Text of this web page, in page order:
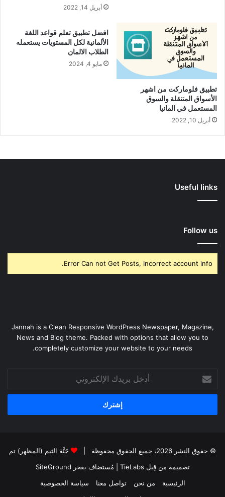
أبريل 14, 2022
تطبيق فلوماركت من اشهر
الأسواق المتنقلة والسوق
المستعمل في المانيا
أبريل 10, 2022
افضل تطبيق تعلم قواعد اللغة
الألمانية لكل المستويات يستعمله
الطلاب الالمان
مايو 4, 2024
Useful links
Follow us
Error Can not Get Posts, Incorrect account info.
Jannah is a Clean Responsive WordPress Newspaper, Magazine,
News and Blog theme. Packed with options that allow you to
completely customize your website to your needs.
بريدك
الإلكتروني
© حقوق النشر 2026، جميع الحقوق محفوظة |
جَنَّة الثيم (المظهر) تم
تصميمه من قِبل TieLabs
| مُستضاف بفخر SiteGround
الرئيسية
من نحن تواصل معنا
سياسة الخصوصية